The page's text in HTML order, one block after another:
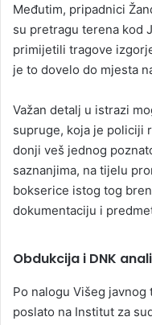
Međutim, pripadnici
su pretragu terena kod
primijetili tragove
je to dovelo do mjesta
Važan detalj u istrazi
supruge, koja je policiji
donji veš jednog
saznanjima, na tijelu
bokserice istog tog
dokumentaciju i
Obdukcija i DNK
Po nalogu Višeg
poslato na Institut za